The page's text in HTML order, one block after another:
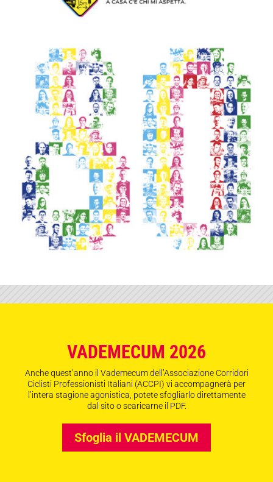
VADEMECUM 2026
Anche quest’anno il Vademecum dell’Associazione Corridori
Ciclisti Professionisti Italiani (ACCPI) vi accompagnerà per
l’intera stagione agonistica, potete sfogliarlo direttamente
dal sito o scaricarne il PDF.
Sfoglia il VADEMECUM